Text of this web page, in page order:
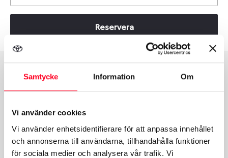
Samtycke Information Om
Vi använder cookies
Vi använder enhetsidentifierare för att anpassa innehållet
och annonserna till användarna, tillhandahålla funktioner
för sociala medier och analysera vår trafik. Vi
Reservera
Group
Fälg PV/C LM
Tum
17
32
Centre Diameter
120
Art nummer
7435